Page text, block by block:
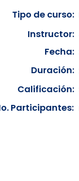
Tipo de curso:
Instructor:
Fecha:
Duración:
Calificación:
Participantes: